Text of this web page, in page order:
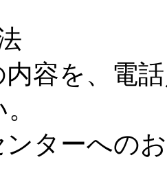
容を、電
ターへの